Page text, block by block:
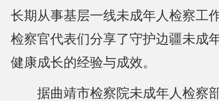
长期从事基层一线未成年人检察工
检察官代表们分享了守护边疆未成
健康成长的经验与成效。
据曲靖市检察院未成年人检察